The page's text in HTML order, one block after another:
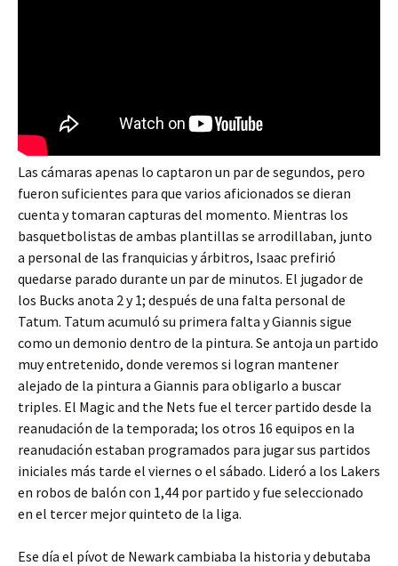
Las cámaras apenas lo captaron un par de segundos, pero
fueron suficientes para que varios aficionados se dieran
cuenta y tomaran capturas del momento. Mientras los
basquetbolistas de ambas plantillas se arrodillaban, junto
a personal de las franquicias y árbitros, Isaac prefirió
quedarse parado durante un par de minutos. El jugador de
los Bucks anota 2 y 1; después de una falta personal de
Tatum. Tatum acumuló su primera falta y Giannis sigue
como un demonio dentro de la pintura. Se antoja un partido
muy entretenido, donde veremos si logran mantener
alejado de la pintura a Giannis para obligarlo a buscar
triples. El Magic and the Nets fue el tercer partido desde la
reanudación de la temporada; los otros 16 equipos en la
reanudación estaban programados para jugar sus partidos
iniciales más tarde el viernes o el sábado. Lideró a los Lakers
en robos de balón con 1,44 por partido y fue seleccionado
en el tercer mejor quinteto de la liga.
Ese día el pívot de Newark cambiaba la historia y debutaba